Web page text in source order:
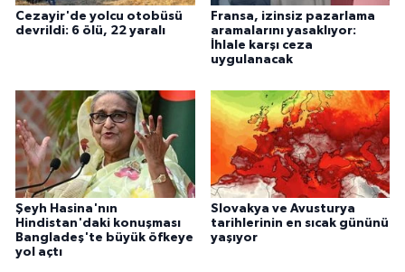
Cezayir'de yolcu otobüsü
devrildi: 6 ölü, 22 yaralı
Fransa, izinsiz pazarlama
aramalarını yasaklıyor:
İhlale karşı ceza
uygulanacak
Şeyh Hasina'nın
Hindistan'daki konuşması
Bangladeş'te büyük öfkeye
yol açtı
Slovakya ve Avusturya
tarihlerinin en sıcak gününü
yaşıyor